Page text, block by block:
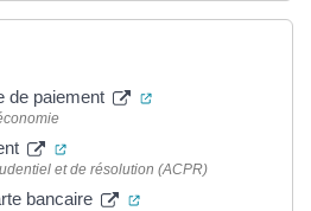
de paiement (ouverture dans un
(ouverture dans un nouvel
et de résolution (ACPR)
bancaire (ouverture dans un